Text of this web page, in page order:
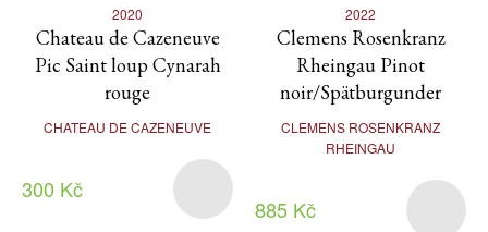
2020
Chateau de Cazeneuve
Pic Saint loup Cynarah
rouge
CHATEAU DE CAZENEUVE
300 Kč
2022
Clemens Rosenkranz
Rheingau Pinot
noir/Spätburgunder
CLEMENS ROSENKRANZ
RHEINGAU
885 Kč